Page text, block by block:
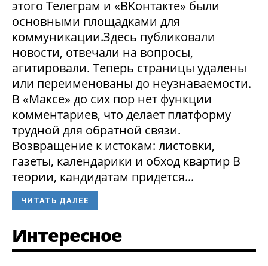
этого Телеграм и «ВКонтакте» были
основными площадками для
коммуникации.Здесь публиковали
новости, отвечали на вопросы,
агитировали. Теперь страницы удалены
или переименованы до неузнаваемости.
В «Максе» до сих пор нет функции
комментариев, что делает платформу
трудной для обратной связи.
Возвращение к истокам: листовки,
газеты, календарики и обход квартир В
теории, кандидатам придется...
ЧИТАТЬ ДАЛЕЕ
Интересное